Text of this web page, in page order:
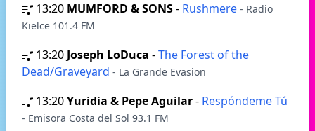
13:20 MUMFORD & SONS- Rushmere - Radio
Kielce 101.4 FM
13:20 Joseph LoDuca -The Forest of the
Dead/Graveyard - La Grande Evasion
13:20Yuridia & Pepe Aguilar- Respóndeme Tú
- Emisora Costa del Sol 93.1 FM